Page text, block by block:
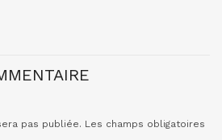
pas publiée. Les champs obligatoires